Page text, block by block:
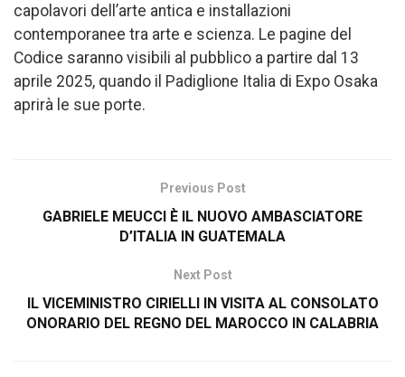
capolavori dell’arte antica e installazioni
contemporanee tra arte e scienza. Le pagine del
Codice saranno visibili al pubblico a partire dal 13
aprile 2025, quando il Padiglione Italia di Expo Osaka
aprirà le sue porte.
Previous Post
GABRIELE MEUCCI È IL NUOVO AMBASCIATORE
D’ITALIA IN GUATEMALA
Next Post
IL VICEMINISTRO CIRIELLI IN VISITA AL CONSOLATO
ONORARIO DEL REGNO DEL MAROCCO IN CALABRIA